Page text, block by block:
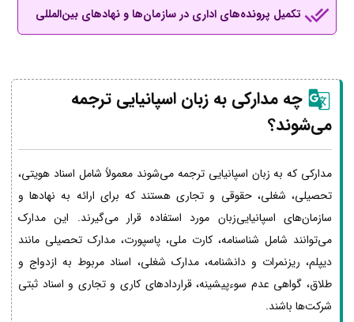
تکمیل پرونده‌های اداری در سازمان‌ها و نهادهای بین‌المللی
چه مدارکی به زبان اسپانیایی ترجمه
می‌شوند؟
مدارکی که به زبان اسپانیایی ترجمه می‌شوند معمولاً شامل اسناد هویتی،
تحصیلی، شغلی، حقوقی و تجاری هستند که برای ارائه به نهادها و
سازمان‌های اسپانیایی‌زبان مورد استفاده قرار می‌گیرند. این مدارک
می‌توانند شامل شناسنامه، کارت ملی، پاسپورت، مدارک تحصیلی مانند
دیپلم، ریزنمرات و دانشنامه، مدارک شغلی، اسناد مربوط به ازدواج و
طلاق، گواهی عدم سوءپیشینه، قراردادهای کاری و تجاری و اسناد ثبتی
شرکت‌ها باشند.